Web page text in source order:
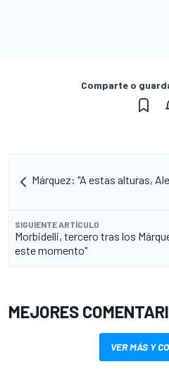
Comparte o
Márquez: "A estas alturas,
SIGUIENTE ARTÍCULO
Morbidelli, tercero tras los
este momento"
MEJORES
VER MÁS Y